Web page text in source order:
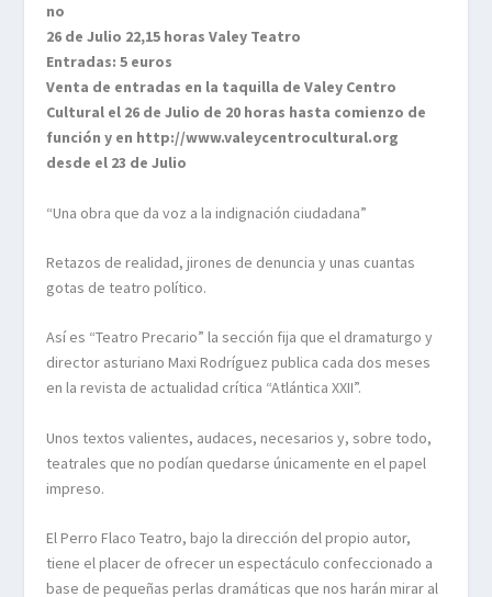
no
26 de Julio 22,15 horas Valey Teatro
Entradas: 5 euros
Venta de entradas en la taquilla de Valey Centro
Cultural el 26 de Julio de 20 horas hasta comienzo de
función y en http://www.valeycentrocultural.org
desde el 23 de Julio
“Una obra que da voz a la indignación ciudadana”
Retazos de realidad, jirones de denuncia y unas cuantas
gotas de teatro político.
Así es “Teatro Precario” la sección fija que el dramaturgo y
director asturiano Maxi Rodríguez publica cada dos meses
en la revista de actualidad crítica “Atlántica XXII”.
Unos textos valientes, audaces, necesarios y, sobre todo,
teatrales que no podían quedarse únicamente en el papel
impreso.
El Perro Flaco Teatro, bajo la dirección del propio autor,
tiene el placer de ofrecer un espectáculo confeccionado a
base de pequeñas perlas dramáticas que nos harán mirar al